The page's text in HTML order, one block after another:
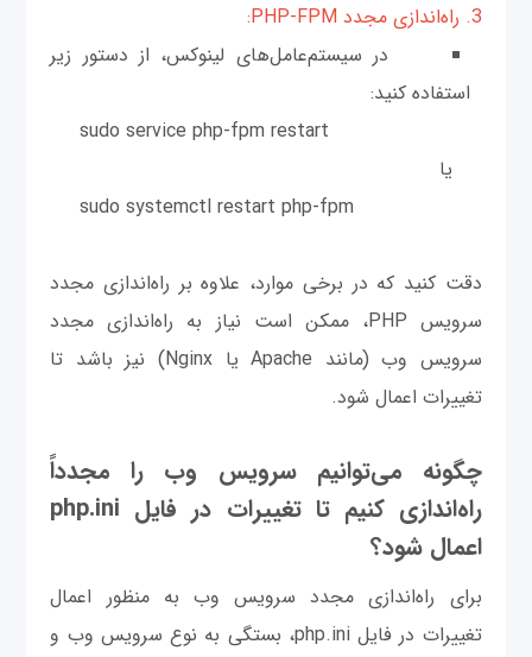
3. راه‌اندازی مجدد PHP-FPM:
در سیستم‌عامل‌های لینوکس، از دستور زیر
استفاده کنید:
sudo service php-fpm restart
یا
sudo systemctl restart php-fpm
دقت کنید که در برخی موارد، علاوه بر راه‌اندازی مجدد
سرویس PHP، ممکن است نیاز به راه‌اندازی مجدد
سرویس وب (مانند Apache یا Nginx) نیز باشد تا
تغییرات اعمال شود.
چگونه می‌توانیم سرویس وب را مجدداً
راه‌اندازی کنیم تا تغییرات در فایل php.ini
اعمال شود؟
برای راه‌اندازی مجدد سرویس وب به منظور اعمال
تغییرات در فایل php.ini، بستگی به نوع سرویس وب و